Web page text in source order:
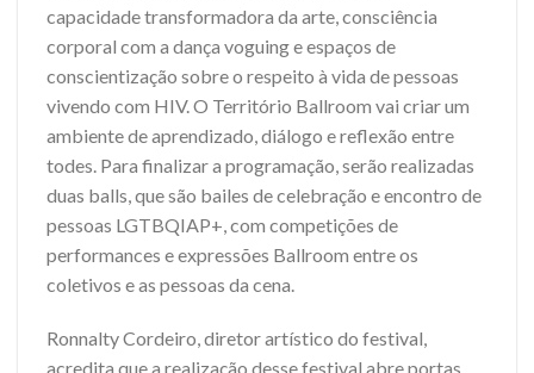
capacidade transformadora da arte, consciência
corporal com a dança voguing e espaços de
conscientização sobre o respeito à vida de pessoas
vivendo com HIV. O Território Ballroom vai criar um
ambiente de aprendizado, diálogo e reflexão entre
todes. Para finalizar a programação, serão realizadas
duas balls, que são bailes de celebração e encontro de
pessoas LGTBQIAP+, com competições de
performances e expressões Ballroom entre os
coletivos e as pessoas da cena.
Ronnalty Cordeiro, diretor artístico do festival,
acredita que a realização desse festival abre portas